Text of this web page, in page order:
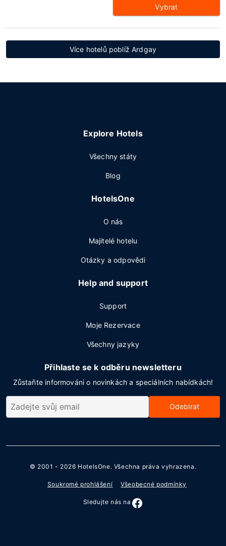
Vybrat
Více hotelů poblíž Ardgay
Explore Hotels
Všechny státy
Blog
HotelsOne
O nás
Majitelé hotelu
Otázky a odpovědi
Help and support
Support
Moje Rezervace
Všechny jazyky
Přihlaste se k odběru newsletteru
Zůstaňte informováni o novinkách a speciálních nabídkách!
Odebírat
© 2001 - 2026 HotelsOne. Všechna práva vyhrazena.
Soukromé prohlášení Všeobecné podmínky
Sledujte nás na